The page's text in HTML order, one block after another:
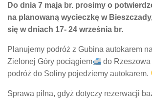
Do dnia 7 maja br. prosimy o
na planowaną wycieczkę w
się w dniach 17- 24 września br.
Planujemy podróż z Gubina autokarem
Zielonej Góry pociągiem
do
podróż do Soliny pojedziemy autokarem.
Sprawa pilna, gdyż dotyczy rezerwacji